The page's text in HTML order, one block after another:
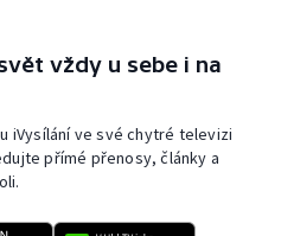
vždy u sebe i na
iVysílání ve své chytré televizi
přímé přenosy, články a